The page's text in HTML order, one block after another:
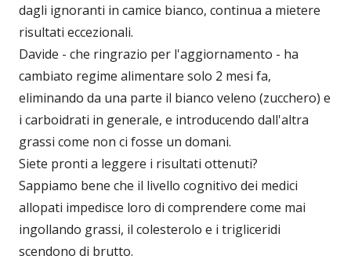
dagli ignoranti in camice bianco, continua a mietere
risultati eccezionali.
Davide - che ringrazio per l'aggiornamento - ha
cambiato regime alimentare solo 2 mesi fa,
eliminando da una parte il bianco veleno (zucchero) e
i carboidrati in generale, e introducendo dall'altra
grassi come non ci fosse un domani.
Siete pronti a leggere i risultati ottenuti?
Sappiamo bene che il livello cognitivo dei medici
allopati impedisce loro di comprendere come mai
ingollando grassi, il colesterolo e i trigliceridi
scendono di brutto.